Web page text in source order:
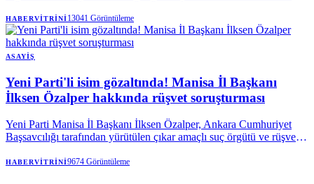
aralarında dönemin valisi Tuncay Sonel ile eşi Handan Sonel'in de
olduğu 25 kişi tutuklandı.
HABERVITRINI13041 Görüntüleme
ASAYIŞ
Yeni Parti'li isim gözaltında! Manisa İl Başkanı
İlksen Özalper hakkında rüşvet soruşturması
Yeni Parti Manisa İl Başkanı İlksen Özalper, Ankara Cumhuriyet
Başsavcılığı tarafından yürütülen çıkar amaçlı suç örgütü ve rüşvet
işlemlerinin ardından ifadesi alınmak üzere Ankara'ya götürüleceği
HABERVITRINI9674 Görüntüleme